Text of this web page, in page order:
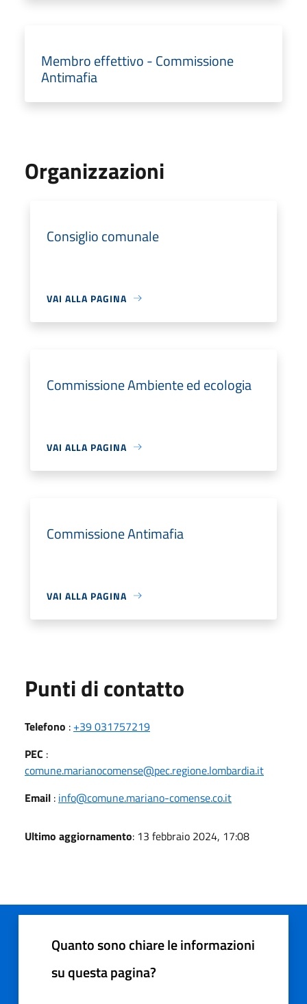
Membro effettivo - Commissione
Antimafia
Organizzazioni
Consiglio comunale
VAI ALLA PAGINA
Commissione Ambiente ed ecologia
VAI ALLA PAGINA
Commissione Antimafia
VAI ALLA PAGINA
Punti di contatto
Telefono : +39 031757219
PEC :
comune.marianocomense@pec.regione.lombardia.it
Email : info@comune.mariano-comense.co.it
Ultimo aggiornamento: 13 febbraio 2024, 17:08
Quanto sono chiare le informazioni
su questa pagina?